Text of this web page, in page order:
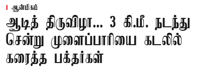
ஆன்மிகம்
ஆடித் திருவிழா... 3 கி.மீ. நடந்து
சென்று முளைப்பாரியை கடலில்
கரைத்த பக்தர்கள்